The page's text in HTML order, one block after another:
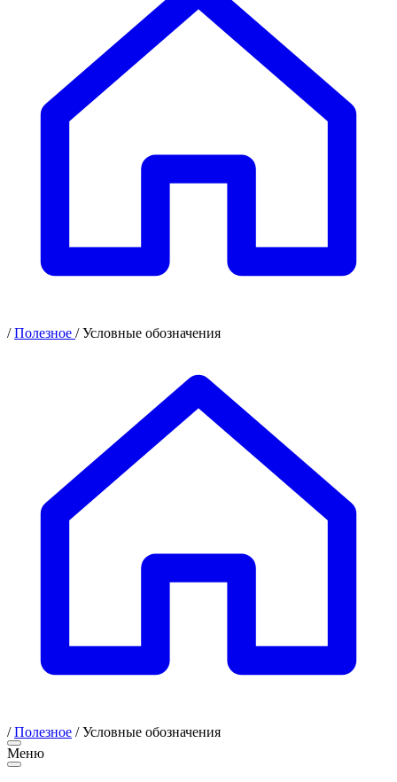
/Полезное /Условные обозначения
/Полезное /Условные обозначения
Меню